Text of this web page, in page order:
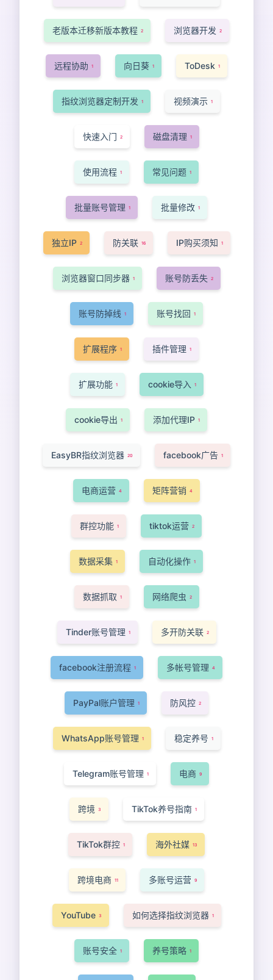
老版本迁移新版本教程 2 浏览器开发 2
远程协助 1 向日葵 1 ToDesk 1
指纹浏览器定制开发 1 视频演示 1
快速入门 2 磁盘清理 1
使用流程 1 常见问题 1
批量账号管理 1 批量修改 1
独立IP 2 防关联 16 IP购买须知 1
浏览器窗口同步器 1 账号防丢失 2
账号防掉线 1 账号找回 1
扩展程序 1 插件管理 1
扩展功能 1 cookie导入 1
cookie导出 1 添加代理IP 1
EasyBR指纹浏览器 20 facebook广告 1
电商运营 4 矩阵营销 4
群控功能 1 tiktok运营 2
数据采集 1 自动化操作 1
数据抓取 1 网络爬虫 2
Tinder账号管理 1 多开防关联 2
facebook注册流程 1 多帐号管理 4
PayPal账户管理 1 防风控 2
WhatsApp账号管理 1 稳定养号 1
Telegram账号管理 1 电商 9
跨境 3 TikTok养号指南 1
TikTok群控 1 海外社媒 13
跨境电商 11 多账号运营 9
YouTube 3 如何选择指纹浏览器 1
账号安全 1 养号策略 1